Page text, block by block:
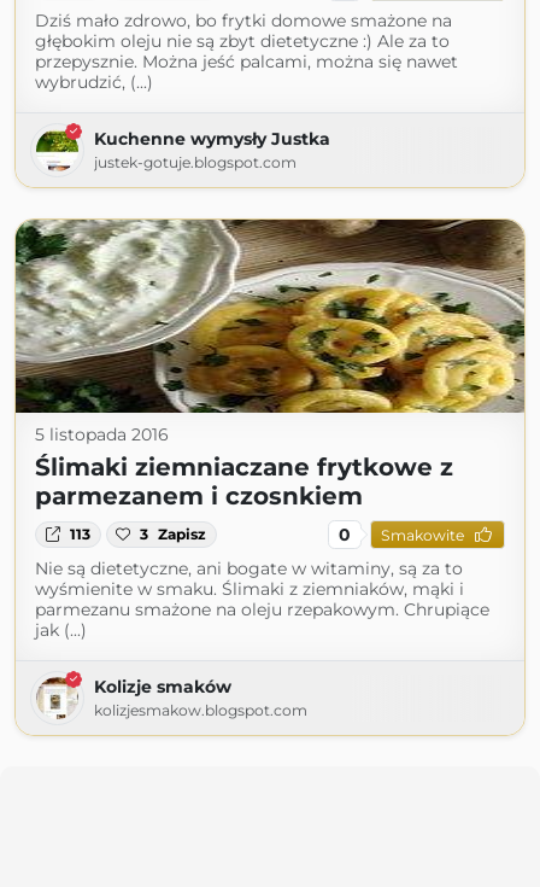
Dziś mało zdrowo, bo frytki domowe smażone na
głębokim oleju nie są zbyt dietetyczne :) Ale za to
przepysznie. Można jeść palcami, można się nawet
wybrudzić, (...)
Kuchenne wymysły Justka
justek-gotuje.blogspot.com
5 listopada 2016
Ślimaki ziemniaczane frytkowe z
parmezanem i czosnkiem
113 3 Zapisz 0 Smakowite
Nie są dietetyczne, ani bogate w witaminy, są za to
wyśmienite w smaku. Ślimaki z ziemniaków, mąki i
parmezanu smażone na oleju rzepakowym. Chrupiące
jak (...)
Kolizje smaków
kolizjesmakow.blogspot.com